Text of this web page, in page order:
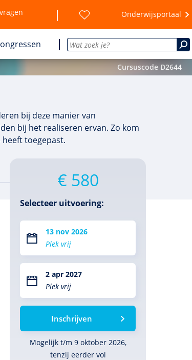
Onderwijsportaal
Cursuscode D2644
bij deze manier van
bij het realiseren ervan. Zo kom
toegepast.
€ 580
Selecteer uitvoering:
13 nov 2026
Plek vrij
2 apr 2027
Plek vrij
Inschrijven
Mogelijk t/m 9 oktober 2026,
tenzij eerder vol